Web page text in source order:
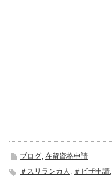
ブログ, 在留資格申請
＃スリランカ人 , ＃ビザ申請,